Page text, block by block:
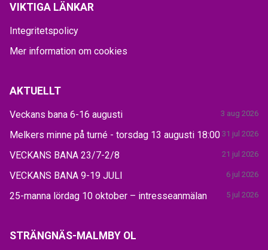
VIKTIGA LÄNKAR
Integritetspolicy
Mer information om cookies
AKTUELLT
Veckans bana 6-16 augusti 3 aug 2026
Melkers minne på turné - torsdag 13 augusti 18:00 31 jul 2026
VECKANS BANA 23/7-2/8 21 jul 2026
VECKANS BANA 9-19 JULI 6 jul 2026
25-manna lördag 10 oktober – intresseanmälan 5 jul 2026
STRÄNGNÄS-MALMBY OL